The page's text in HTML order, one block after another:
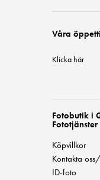
Våra
Klicka här
Fotobutik i
Köpvillkor
Kontakta
ID-foto